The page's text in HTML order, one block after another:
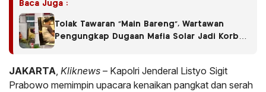
Baca Juga :
Tolak Tawaran “Main Bareng”, Wartawan
Pengungkap Dugaan Mafia Solar Jadi Korban
JAKARTA Kliknews – Kapolri Jenderal Listyo Sigit
Prabowo memimpin upacara kenaikan pangkat dan serah